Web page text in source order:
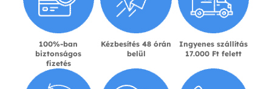
100%-ban
biztonságos
fizetés
Kézbesítés 48 órán
belül
Ingyenes szállítás
17.000 Ft felett